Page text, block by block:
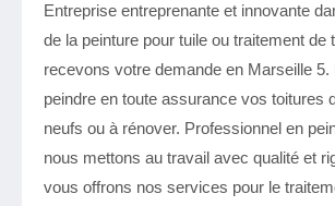
Entreprise entreprenante et innovante
de la peinture pour tuile ou traitement de
recevons votre demande en Marseille 5.
peindre en toute assurance vos toitures
neufs ou à rénover. Professionnel en
nous mettons au travail avec qualité et
vous offrons nos services pour le